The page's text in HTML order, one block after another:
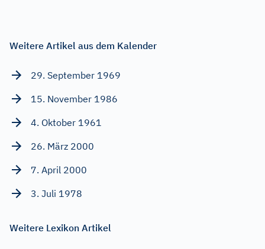
Weitere Artikel aus dem Kalender
29. September 1969
15. November 1986
4. Oktober 1961
26. März 2000
7. April 2000
3. Juli 1978
Weitere Lexikon Artikel